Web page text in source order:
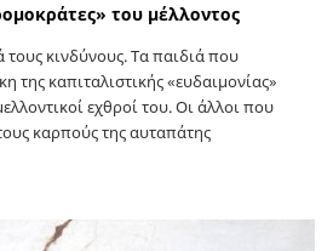
του μέλλοντος
τους κινδύνους. Τα παιδιά που
της καπιταλιστικής «ευδαιμονίας»
εχθροί του. Οι άλλοι που
καρπούς της αυταπάτης